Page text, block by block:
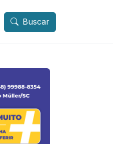
Buscar